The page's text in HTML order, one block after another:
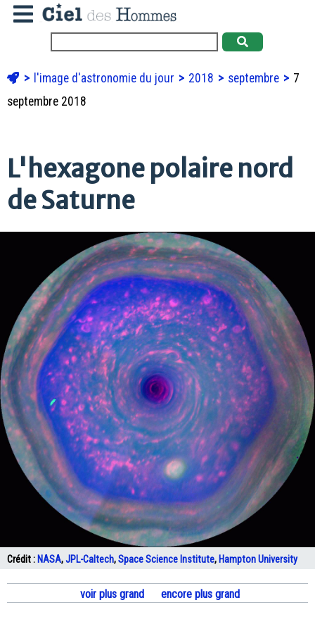
l'image d'astronomie du jour 2018 septembre
7
septembre 2018
L'hexagone polaire nord
de Saturne
Crédit : NASA,JPL-Caltech,Space Science Institute, Hampton University
voir plus grand encore plus grand